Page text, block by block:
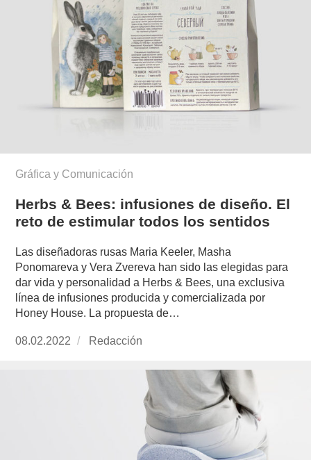
Gráfica y Comunicación
Herbs & Bees: infusiones de diseño. El
reto de estimular todos los sentidos
Las diseñadoras rusas Maria Keeler, Masha
Ponomareva y Vera Zvereva han sido las elegidas para
dar vida y personalidad a Herbs & Bees, una exclusiva
línea de infusiones producida y comercializada por
Honey House. La propuesta de…
Publicado
08.02.2022 https://www.experimenta.es/author/redaccion/
Redacción